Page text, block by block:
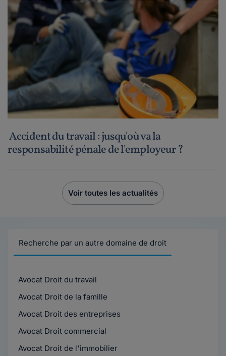
Accident du travail : jusqu'où va la
responsabilité pénale de l'employeur ?
Voir toutes les actualités
Recherche par un autre domaine de droit
Avocat Droit du travail
Avocat Droit de la famille
Avocat Droit des entreprises
Avocat Droit commercial
Avocat Droit de l'immobilier